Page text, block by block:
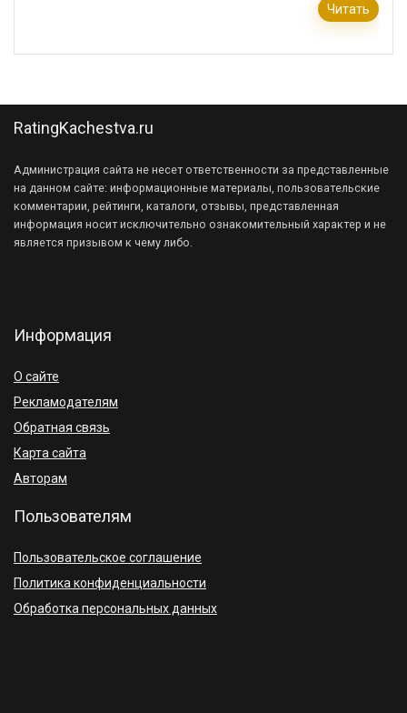
Читать
RatingKachestva.ru
Администрация сайта не несет ответственности за представленные
на данном сайте: информационные материалы, пользовательские
комментарии, рейтинги, каталоги, отзывы, представленная
информация носит исключительно ознакомительный характер и не
является призывом к чему либо.
Информация
О сайте
Рекламодателям
Обратная связь
Карта сайта
Авторам
Пользователям
Пользовательское соглашение
Политика конфиденциальности
Обработка персональных данных